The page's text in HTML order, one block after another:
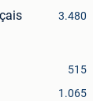
3.480
515
1.065